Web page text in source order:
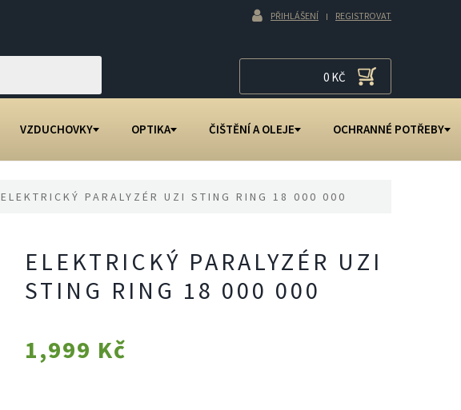
PŘIHLÁŠENÍ REGISTROVAT
0 KČ
VZDUCHOVKY OPTIKA ČIŠTĚNÍ A OLEJE OCHRANNÉ POTŘEBY
ELEKTRICKÝ PARALYZÉR UZI STING RING 18 000 000
ELEKTRICKÝ PARALYZÉR UZI
STING RING 18 000 000
1,999 Kč